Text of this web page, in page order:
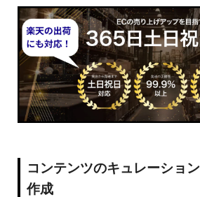
コンテンツのキュレーショ
作成